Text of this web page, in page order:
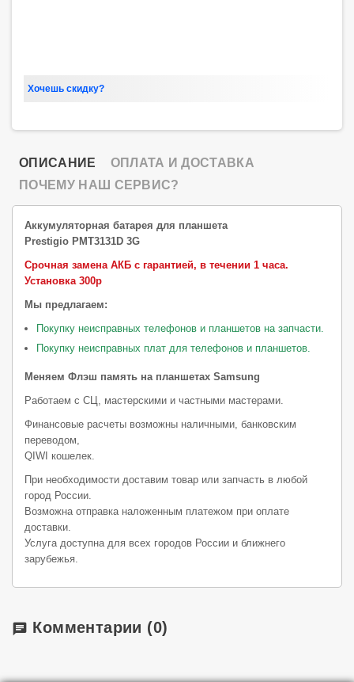
Хочешь скидку?
ОПИСАНИЕ
ОПЛАТА И ДОСТАВКА
ПОЧЕМУ НАШ СЕРВИС?
Аккумуляторная батарея для планшета
Prestigio PMT3131D 3G
Срочная замена АКБ с гарантией, в течении 1 часа.
Установка 300р
Мы предлагаем:
Покупку неисправных телефонов и планшетов на запчасти.
Покупку неисправных плат для телефонов и планшетов.
Меняем Флэш память на планшетах Samsung
Работаем с СЦ, мастерскими и частными мастерами.
Финансовые расчеты возможны наличными, банковским
переводом,
QIWI кошелек.
При необходимости доставим товар или запчасть в любой
город России.
Возможна отправка наложенным платежом при оплате
доставки.
Услуга доступна для всех городов России и ближнего
зарубежья.
chat Комментарии (0)